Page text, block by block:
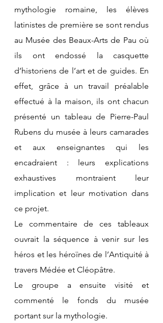
mythologie romaine, les élèves
latinistes de première se sont rendus
au Musée des Beaux-Arts de Pau où
ils ont endossé la casquette
d’historiens de l’art et de guides. En
effet, grâce à un travail préalable
effectué à la maison, ils ont chacun
présenté un tableau de Pierre-Paul
Rubens du musée à leurs camarades
et aux enseignantes qui les
encadraient : leurs explications
exhaustives montraient leur
implication et leur motivation dans
ce projet.
Le commentaire de ces tableaux
ouvrait la séquence à venir sur les
héros et les héroïnes de l’Antiquité à
travers Médée et Cléopâtre.
Le groupe a ensuite visité et
commenté le fonds du musée
portant sur la mythologie.